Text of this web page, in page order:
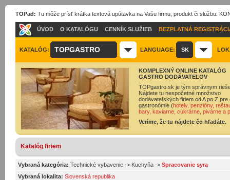
TOPad: Tu môže prísť krátka textová upútavka na Vašu firmu, produkt či službu.
ÚVOD O KATALÓGU CENNÍK SLUŽIEB BEZPLATNÁ
KATALÓG: TOPGASTRO LANGUAGE: SK
KOMPLEXNÝ ONLINE KATALÓG
GASTRO DODÁVATEĽOV
TOPgastro.sk je tým správnym
Nájdete tu nespočetné množstvo
dodávateľských firiem od A po Z pre
gastronómie (hotely, penzióny,
bary, kaviarne, cukrárne, pivárne a
Veríme, že tu nájdete čo hľadáte.
Katalóg firiem
Vybraná kategória: Technické vybavenie -> Kuchyňa -> Spracovanie syra
Vybraná lokalita: Slovenská republika